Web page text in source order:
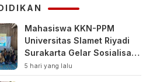
Mahasiswa KKN-PPM
Universitas Slamet Riyadi
Surakarta Gelar Sosialisasi
Pengelolaan Keuangan
Keluarga
5 hari yang lalu